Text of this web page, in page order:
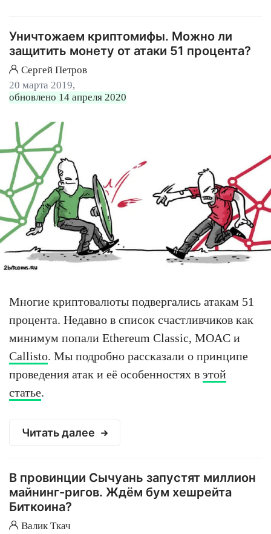
Уничтожаем криптомифы. Можно ли
защитить монету от атаки 51 процента?
Сергей Петров
20 марта 2019,
обновлено 14 апреля 2020
Многие криптовалюты подвергались атакам 51
процента. Недавно в список счастливчиков как
минимум попали Ethereum Classic, MOAC и
Callisto. Мы подробно рассказали о принципе
проведения атак и её особенностях в этой
статье.
Читать далее
В провинции Сычуань запустят миллион
майнинг-ригов. Ждём бум хешрейта
Биткоина?
Валик Ткач